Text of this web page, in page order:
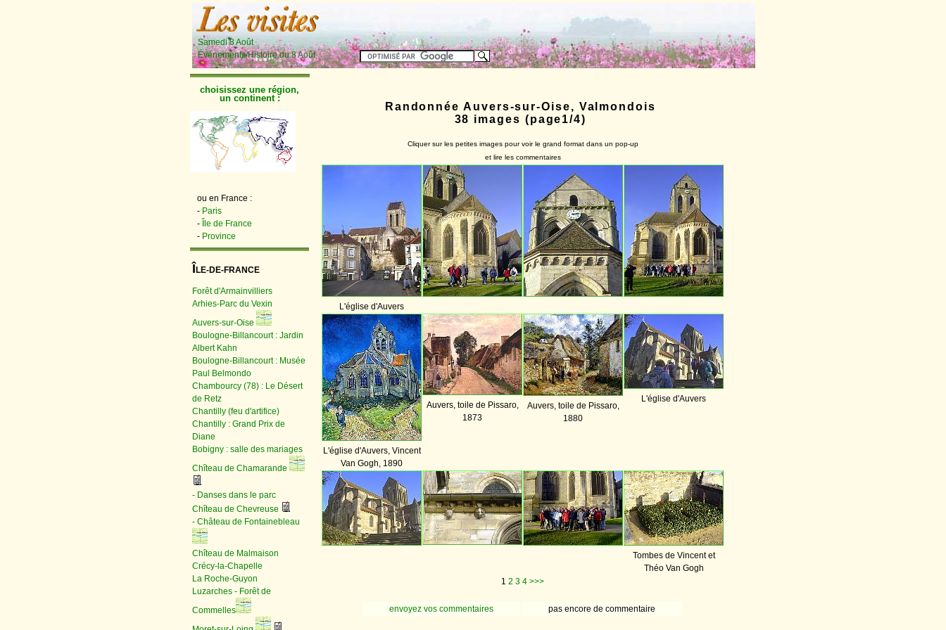
Samedi 8 Août
Événements/Histoire du 8 Août
choisissez une région,
un continent :
ou en France :
- Paris
-
Île de France
- Province
Î LE-DE-FRANCE
Forêt d'Armainvilliers
Arhies-Parc du Vexin
Auvers-sur-Oise
Boulogne-Billancourt : Jardin
Albert Kahn
Boulogne-Billancourt : Musée
Paul Belmondo
Chambourcy (78) : Le Désert
de Retz
Chantilly (feu d'artifice)
Chantilly : Grand Prix de
Diane
Bobigny : salle des mariages
Chîteau de Chamarande
- Danses dans le parc
Chîteau de Chevreuse
- Château de Fontainebleau
Chîteau de Malmaison
Crécy-la-Chapelle
La Roche-Guyon
Luzarches - Forêt de
Commelles
Randonnée Auvers-sur-Oise, Valmondois
38 images (page1/4)
Cliquer sur les petites images pour voir le grand format dans un pop-up
et lire les commentaires
L'église d'Auvers
L'église d'Auvers, Vincent
Van Gogh, 1890
Auvers, toile de Pissaro,
1873
Auvers, toile de Pissaro,
1880
L'église d'Auvers
Tombes de Vincent et
Théo Van Gogh
1 2 3 4 >>>
envoyez vos commentaires pas encore de commentaire